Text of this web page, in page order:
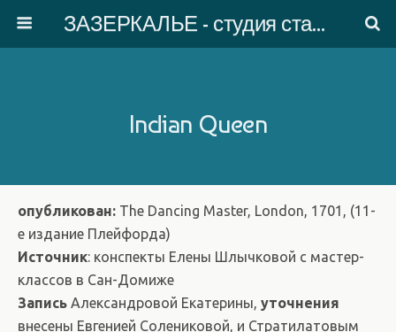
ЗАЗЕРКАЛЬЕ - студия старинного танца
Indian Queen
опубликован: The Dancing Master, London, 1701, (11-
е издание Плейфорда)
Источник: конспекты Елены Шлычковой с мастер-
классов в Сан-Домиже
Запись Александровой Екатерины, уточнения
внесены Евгенией Солениковой, и Стратилатовым